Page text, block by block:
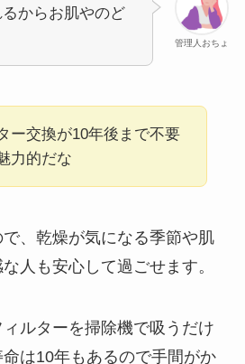
管理人おちょ
からお肌やのど
ー交換が10年後まで不要
力的だな
、乾燥が気になる季節や肌
人も安心して過ごせます。
ルターを掃除機で吸うだけ
は10年もあるので手間がか